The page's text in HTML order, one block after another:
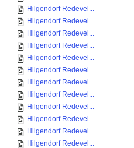
Hilgendorf Redevel...
Hilgendorf Redevel...
Hilgendorf Redevel...
Hilgendorf Redevel...
Hilgendorf Redevel...
Hilgendorf Redevel...
Hilgendorf Redevel...
Hilgendorf Redevel...
Hilgendorf Redevel...
Hilgendorf Redevel...
Hilgendorf Redevel...
Hilgendorf Redevel...